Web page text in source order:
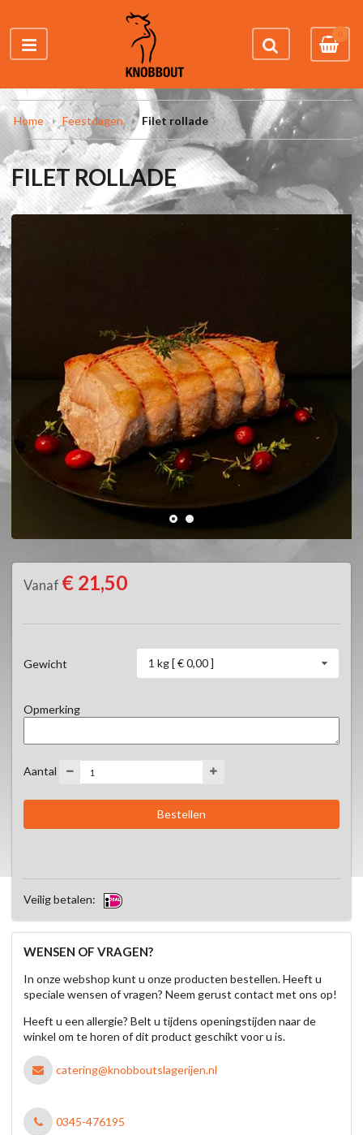
0
Home Feestdagen Filet rollade
FILET ROLLADE
Vanaf € 21,50
Gewicht 1 kg [ € 0,00 ]
Opmerking
Aantal
Veilig betalen:
WENSEN OF VRAGEN?
In onze webshop kunt u onze producten bestellen. Heeft u
speciale wensen of vragen? Neem gerust contact met ons op!
Heeft u een allergie? Belt u tijdens openingstijden naar de
winkel om te horen of dit product geschikt voor u is.
catering@knobboutslagerijen.nl
0345-476195